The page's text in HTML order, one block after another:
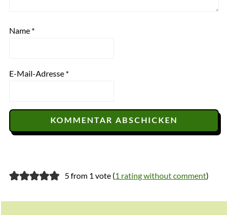
Name *
E-Mail-Adresse *
5 from 1 vote (1 rating without comment)